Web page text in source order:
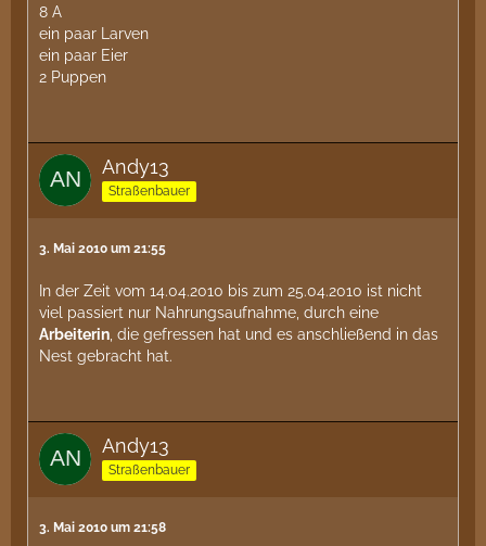
8 A
ein paar Larven
ein paar Eier
2 Puppen
Andy13
Straßenbauer
3. Mai 2010 um 21:55
In der Zeit vom 14.04.2010 bis zum 25.04.2010 ist nicht
viel passiert nur Nahrungsaufnahme, durch eine
Arbeiterin , die gefressen hat und es anschließend in das
Nest gebracht hat.
Andy13
Straßenbauer
3. Mai 2010 um 21:58